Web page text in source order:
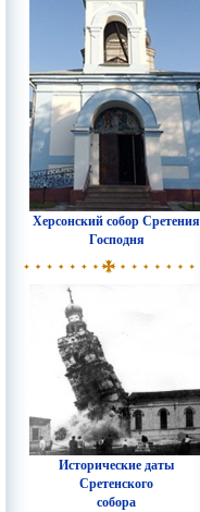
Херсонский собор Сретения
Господня
Исторические даты
Сретенского
собора